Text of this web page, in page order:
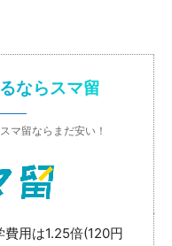
ならスマ留
マ留ならまだ安い！
用は1.25倍(120円